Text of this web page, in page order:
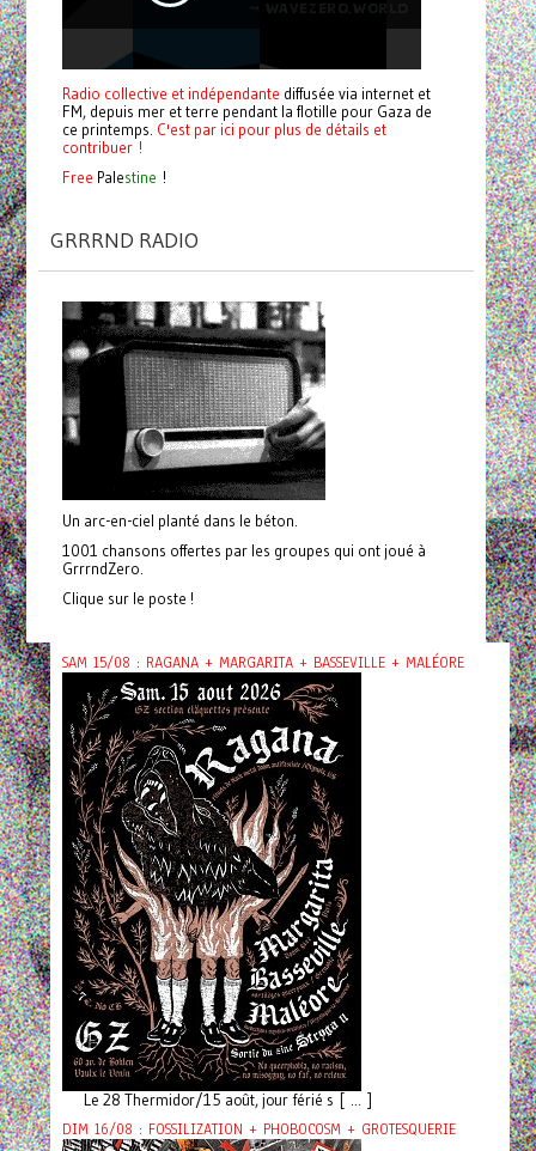
Radio collective et indépendante diffusée via internet et
FM, depuis mer et terre pendant la flotille pour Gaza de
ce printemps. C'est par ici pour plus de détails et
contribuer !
Free Palestine !
GRRRND RADIO
Un arc-en-ciel planté dans le béton.
1001 chansons offertes par les groupes qui ont joué à
GrrrndZero.
Clique sur le poste !
SAM 15/08 : RAGANA + MARGARITA + BASSEVILLE + MALÉORE
Le 28 Thermidor/15 août, jour férié s [ ... ]
DIM 16/08 : FOSSILIZATION + PHOBOCOSM + GROTESQUERIE